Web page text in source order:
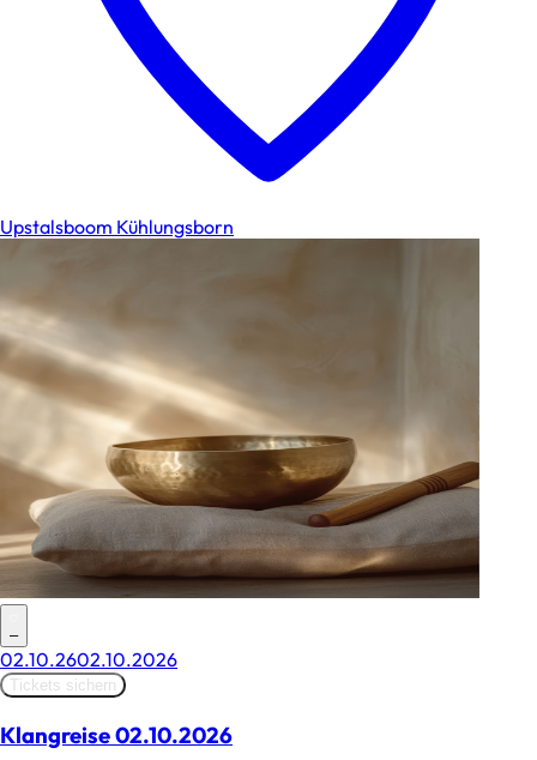
Upstalsboom Kühlungsborn
–
02.10.2602.10.2026
Tickets sichern
Klangreise 02.10.2026